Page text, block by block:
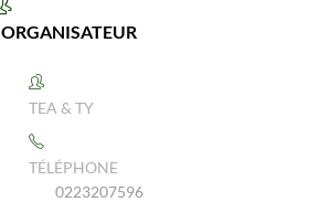
ORGANISATEUR
TEA & TY
TÉLÉPHONE
0223207596